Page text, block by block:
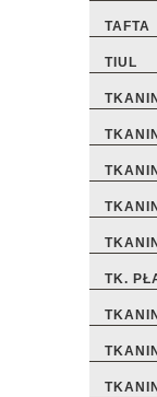
TAFTA
TIUL
TK.